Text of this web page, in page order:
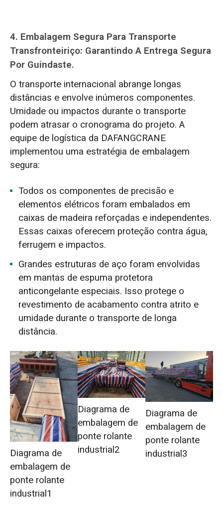
4. Embalagem Segura Para Transporte
Transfronteiriço: Garantindo A Entrega Segura
Por Guindaste.
O transporte internacional abrange longas
distâncias e envolve inúmeros componentes.
Umidade ou impactos durante o transporte
podem atrasar o cronograma do projeto. A
equipe de logística da DAFANGCRANE
implementou uma estratégia de embalagem
segura:
Todos os componentes de precisão e
elementos elétricos foram embalados em
caixas de madeira reforçadas e independentes.
Essas caixas oferecem proteção contra água,
ferrugem e impactos.
Grandes estruturas de aço foram envolvidas
em mantas de espuma protetora
anticongelante especiais. Isso protege o
revestimento de acabamento contra atrito e
umidade durante o transporte de longa
distância.
Diagrama de
embalagem de
ponte rolante
industrial1
Diagrama de
embalagem de
ponte rolante
industrial2
Diagrama de
embalagem de
ponte rolante
industrial3